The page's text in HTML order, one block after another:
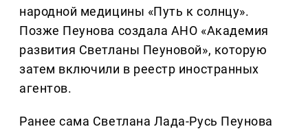
народной медицины «Путь к солнцу».
Позже Пеунова создала АНО «Академия
развития Светланы Пеуновой», которую
затем включили в реестр иностранных
агентов.
Ранее сама Светлана Лада-Русь Пеунова